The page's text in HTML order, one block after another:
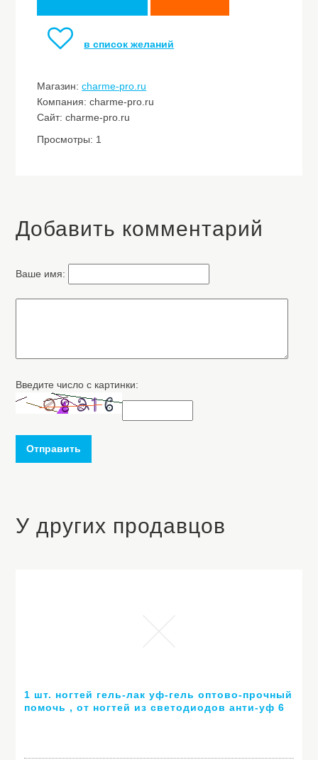
в список желаний
Магазин:charme-pro.ru
Компания: charme-pro.ru
Сайт: charme-pro.ru
Просмотры: 1
Добавить комментарий
Ваше имя:
Введите число с картинки:
Отправить
У других продавцов
1 шт. ногтей гель-лак уф-гель оптово-прочный
помочь , от ногтей из светодиодов анти-уф 6